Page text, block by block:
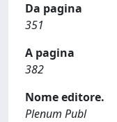
Da pagina
351
A pagina
382
Nome editore.
Plenum Publ